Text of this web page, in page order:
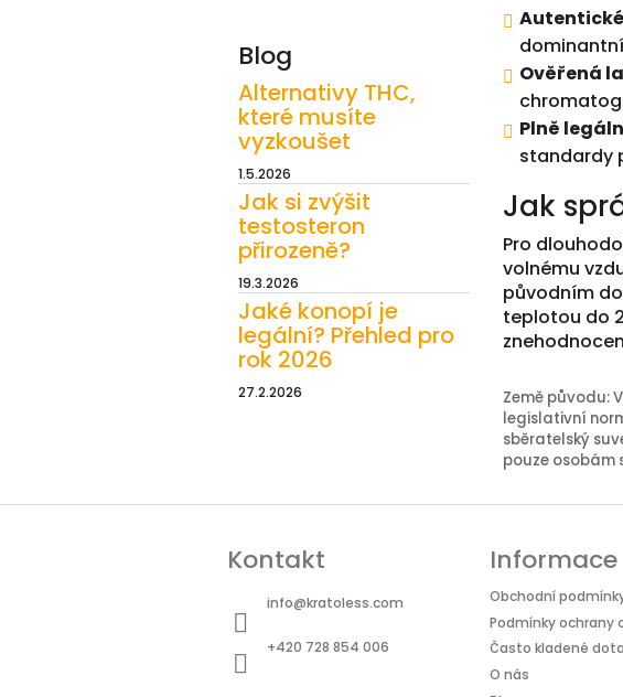
Blog
Alternativy THC,
které musíte
vyzkoušet
1.5.2026
Jak si zvýšit
testosteron
přirozeně?
19.3.2026
Jaké konopí je
legální? Přehled pro
rok 2026
27.2.2026
Ověřená
Plně
standardy
Jak
Pro
volnému
původním
teplotou do
Země původu:
legislativní
sběratelský
pouze osobám
Kontakt
info@kratoless.com
+420 728 854 006
Obchodní
Podmínky ochrany
Často kladené
O nás